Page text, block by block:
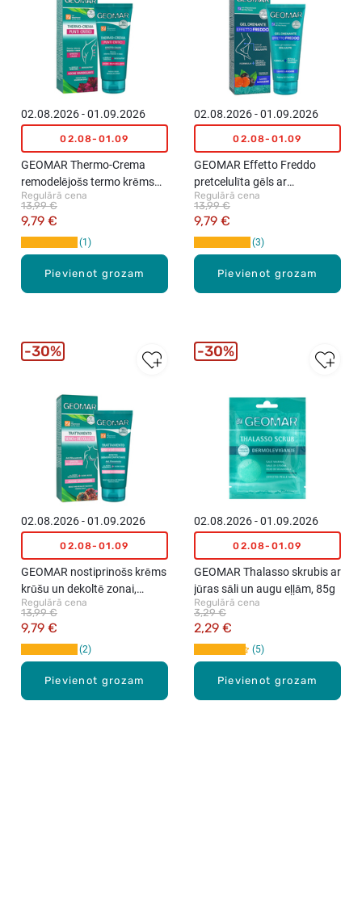
Pievienot grozam
02.08.2026 - 01.09.2026
02.08-01.09
GEOMAR Thermo-Crema
remodelējošs termo krēms
kritiskajiem punktiem, 150ml
Regulārā cena
9,79 €
13,99 €
1
Pievienot grozam
02.08.2026 - 01.09.2026
02.08-01.09
GEOMAR Effetto Freddo
pretcelulīta gēls ar
atvēsinošu efektu, 200ml
Regulārā cena
9,79 €
13,99 €
3
Pievienot grozam
02.08.2026 - 01.09.2026
02.08-01.09
GEOMAR nostiprinošs krēms
krūšu un dekoltē zonai,
150ml
Regulārā cena
9,79 €
13,99 €
2
30%
Pievienot grozam
02.08.2026 - 01.09.2026
02.08-01.09
GEOMAR Thalasso skrubis ar
jūras sāli un augu eļļām, 85g
Regulārā cena
2,29 €
3,29 €
5
30%